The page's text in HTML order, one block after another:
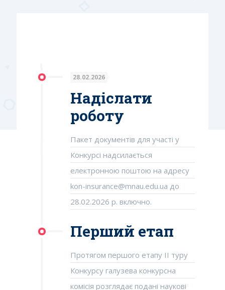
28.02.2026
Надіслати
роботу
Пакет документів для участі у
Конкурсі надсилається
електронною поштою на адресу
kon-insurance@mnau.edu.ua до
28.02.2026 р. включно.
Перший етап
Протягом першого етапу ІІ туру
Конкурсу галузева конкурсна
комісія розглядає подані наукові